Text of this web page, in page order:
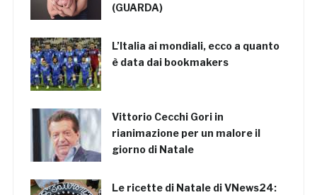
(GUARDA)
L’Italia ai mondiali, ecco a quanto
è data dai bookmakers
Vittorio Cecchi Gori in
rianimazione per un malore il
giorno di Natale
Le ricette di Natale di VNews24: